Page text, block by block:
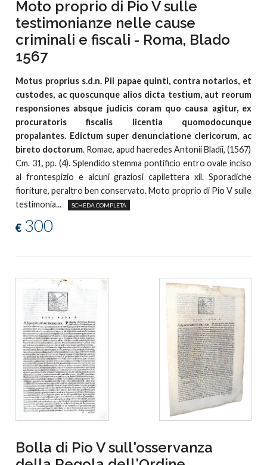
Moto proprio di Pio V sulle
testimonianze nelle cause
criminali e fiscali - Roma, Blado
1567
Motus proprius s.d.n. Pii papae quinti, contra notarios, et
custodes, ac quoscunque alios dicta testium, aut reorum
responsiones absque judicis coram quo causa agitur, ex
procuratoris fiscalis licentia quomodocunque
propalantes. Edictum super denunciatione clericorum, ac
bireto doctorum. Romae, apud haeredes Antonii Bladii, (1567)
Cm. 31, pp. (4). Splendido stemma pontificio entro ovale inciso
al frontespizio e alcuni graziosi capilettera xil. Sporadiche
fioriture, peraltro ben conservato. Moto proprio di Pio V sulle
testimonia...
SCHEDA COMPLETA
€ 300
Bolla di Pio V sull'osservanza